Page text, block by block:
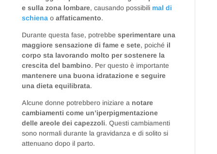
e sulla zona lombare, causando possibili mal di
schienao affaticamento.
Durante questa fase, potrebbe sperimentare una
maggiore sensazione di fame e sete, poiché il
corpo sta lavorando molto per sostenere la
crescita del bambino. Per questo è importante
mantenere una buona idratazione e seguire
una dieta equilibrata.
Alcune donne potrebbero iniziare a notare
cambiamenti come un’iperpigmentazione
delle areole dei capezzoli. Questi cambiamenti
sono normali durante la gravidanza e di solito si
attenuano dopo il parto.